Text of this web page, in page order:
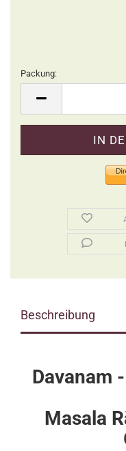
Packung:
Beschreibung
Davanam
Masala